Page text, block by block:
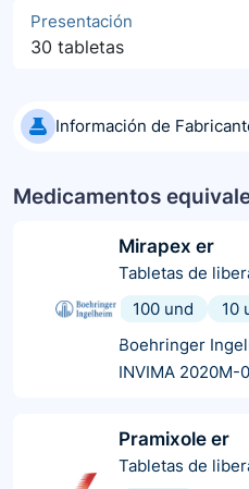
Presentación
30 tabletas
Información de
Medicamentos
Mirapex er
Tabletas de
100 und
10
Boehringer
INVIMA 2020M-
Pramixole er
Tabletas de